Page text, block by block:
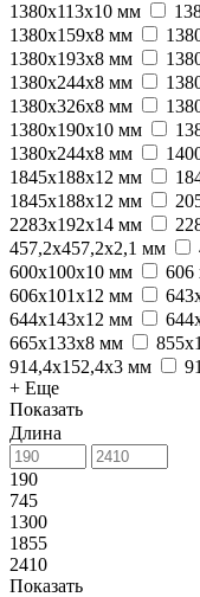
1380x113x10 мм
1380x159x8 мм
1380x193x8 мм
1380x244x8 мм
1380x326x8 мм
1380х190х10 мм
1380х244х8 мм
1845x188x12 мм
1845х188х12 мм
2283x192x14 мм
457,2x457,2x2,1 мм
600х100х10 мм
606
606х101х12 мм
644х143х12 мм
665x133x8 мм
914,4x152,4x3 мм
+ Еще
Показать
Длина
190
745
1300
1855
2410
Показать